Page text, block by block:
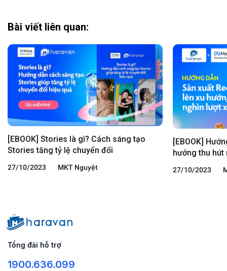
Bài viết liên quan:
[EBOOK] Stories là gì? Cách sáng tạo
Stories tăng tỷ lệ chuyển đổi
27/10/2023 MKT Nguyệt
[EBOOK]
hướng thu hút
27/10/2023
Tổng đài hỗ trợ
1900.636.099